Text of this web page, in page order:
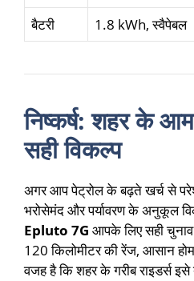
बैटरी
1.8 kWh, स्वैपेबल
निष्कर्ष: शहर के
सही विकल्प
अगर आप पेट्रोल के बढ़ते खर्च से
भरोसेमंद और पर्यावरण के अनुकूल
Epluto 7G आपके लिए सही
120 किलोमीटर की रेंज, आसान
वजह है कि शहर के गरीब राइडर्स